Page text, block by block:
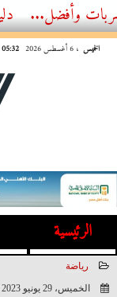
الخميس ، 6 أغسطس 2026 05:32 صـ
الرئيسية
رياضة
الخميس، 29 يونيو 2023